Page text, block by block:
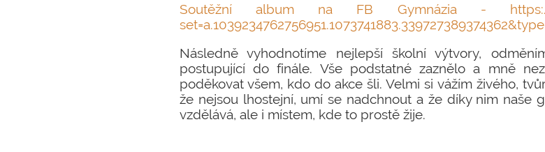
Soutěžní album na FB Gymnázia - https://
Následně vyhodnotíme nejlepší školní výtvory,
postupující do finále. Vše podstatné zaznělo a mně
poděkovat všem, kdo do akce šli. Velmi si vážím živého,
že nejsou lhostejní, umí se nadchnout a že díky nim naše
vzdělává, ale i místem, kde to prostě žije.